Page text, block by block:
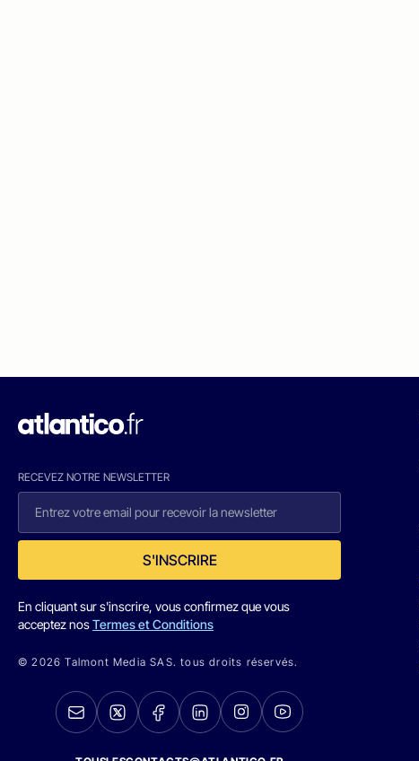
RECEVEZ NOTRE NEWSLETTER
S'INSCRIRE
En cliquant sur s'inscrire, vous confirmez que vous
acceptez nosTermes et Conditions
© 2026 Talmont Media SAS. tous droits réservés.